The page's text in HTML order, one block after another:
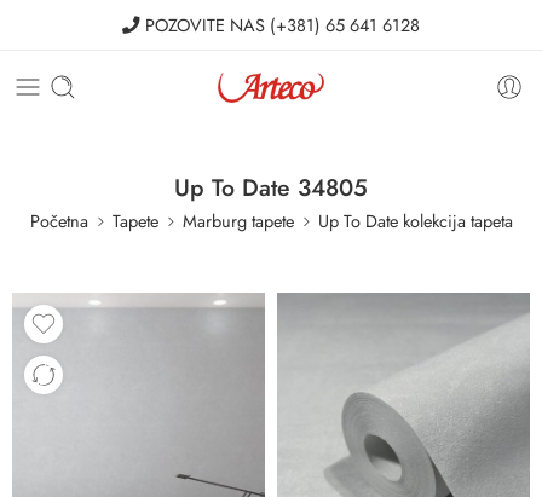
POZOVITE NAS (+381) 65 641 6128
Up To Date 34805
Početna Tapete Marburg tapete Up To Date kolekcija tapeta